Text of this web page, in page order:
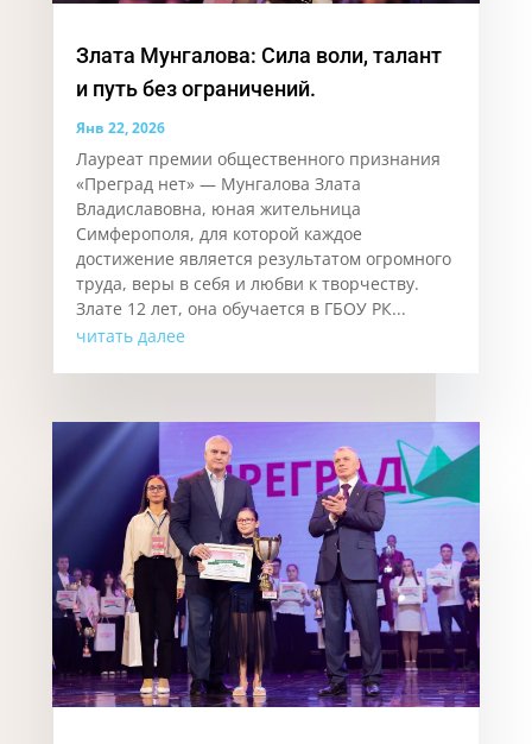
Злата Мунгалова: Сила воли, талант
и путь без ограничений.
Янв 22, 2026
Лауреат премии общественного признания
«Преград нет» — Мунгалова Злата
Владиславовна, юная жительница
Симферополя, для которой каждое
достижение является результатом огромного
труда, веры в себя и любви к творчеству.
Злате 12 лет, она обучается в ГБОУ РК...
читать далее